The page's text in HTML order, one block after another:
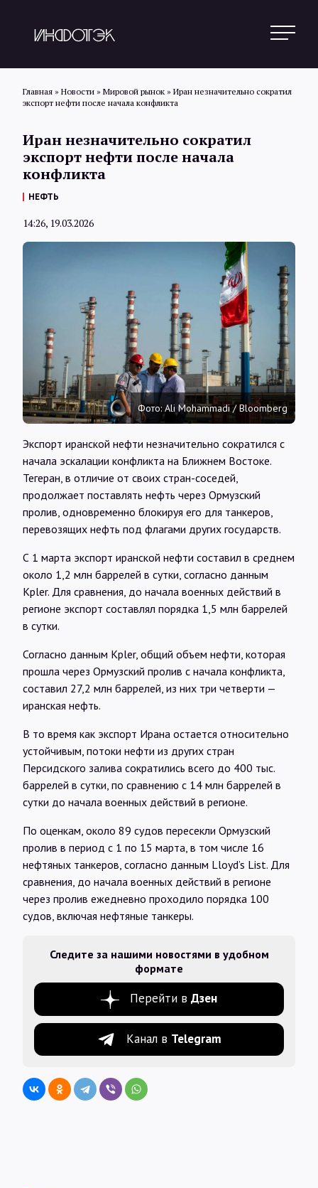
Обзоры
Интервью
Карты
О нас
@Infotek_Russia
Главная » Новости » Мировой рынок » Иран незначительно сократил
экспорт нефти после начала конфликта
Иран незначительно сократил
экспорт нефти после начала
конфликта
НЕФТЬ
14:26, 19.03.2026
Фото: Ali Mohammadi / Bloomberg
Экспорт иранской нефти незначительно сократился с
начала эскалации конфликта на Ближнем Востоке.
Тегеран, в отличие от своих стран-соседей,
продолжает поставлять нефть через Ормузский
пролив, одновременно блокируя его для танкеров,
перевозящих нефть под флагами других государств.
С 1 марта экспорт иранской нефти составил в среднем
около 1,2 млн баррелей в сутки, согласно данным
Kpler. Для сравнения, до начала военных действий в
регионе экспорт составлял порядка 1,5 млн баррелей
в сутки.
Согласно данным Kpler, общий объем нефти, которая
прошла через Ормузский пролив с начала конфликта,
составил 27,2 млн баррелей, из них три четверти —
иранская нефть.
В то время как экспорт Ирана остается относительно
устойчивым, потоки нефти из других стран
Персидского залива сократились всего до 400 тыс.
баррелей в сутки, по сравнению с 14 млн баррелей в
сутки до начала военных действий в регионе.
По оценкам, около 89 судов пересекли Ормузский
пролив в период с 1 по 15 марта, в том числе 16
нефтяных танкеров, согласно данным Lloyd’s List. Для
сравнения, до начала военных действий в регионе
через пролив ежедневно проходило порядка 100
судов, включая нефтяные танкеры.
Следите за нашими новостями в удобном
формате
Перейти в Дзен
Канал в Telegram